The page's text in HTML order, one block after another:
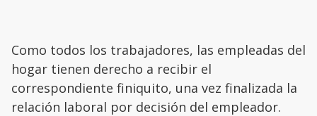
Como todos los trabajadores, las empleadas del
hogar tienen derecho a recibir el
correspondiente finiquito, una vez finalizada la
relación laboral por decisión del empleador.